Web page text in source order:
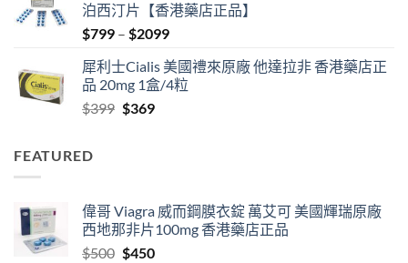
$500.$450.
泊西汀片【香港藥店正品】
$799 – $2099Price
$799
through
犀利士Cialis 美國禮來原廠 他達拉非 香港藥店正
品 20mg 1盒/4粒
$399 Original
$369Current
FEATURED
偉哥 Viagra 威而鋼膜衣錠 萬艾可 美國輝瑞原廠
西地那非片100mg 香港藥店正品
$500 Original
$450Current